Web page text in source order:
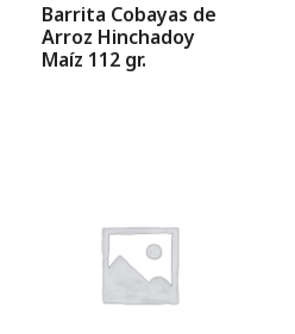
Barrita Cobayas de
Arroz Hinchadoy
Maíz 112 gr.